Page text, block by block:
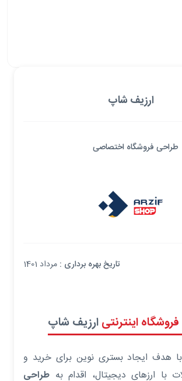
ارزیف شاپ
طراحی فروشگاه اختصاصی
تاریخ بهره برداری : مرداد 1401
فروشگاه اینترنتیارزیف شاپ
با هدف ایجاد بستری نوین برای خرید و
ارزهای دیجیتال، اقدام به طراحی